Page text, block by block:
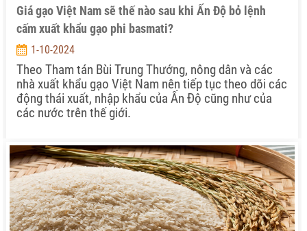
Giá gạo Việt Nam sẽ thế nào sau khi Ấn Độ bỏ lệnh
cấm xuất khẩu gạo phi basmati?
1-10-2024
Theo Tham tán Bùi Trung Thướng, nông dân và các
nhà xuất khẩu gạo Việt Nam nên tiếp tục theo dõi các
động thái xuất, nhập khẩu của Ấn Độ cũng như của
các nước trên thế giới.